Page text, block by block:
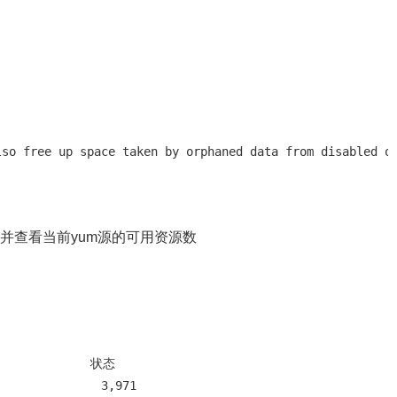
free up space taken by orphaned data from disabled or
查看当前yum源的可用资源数
状态
3,971